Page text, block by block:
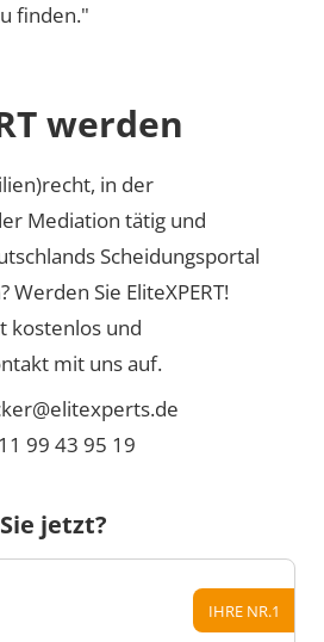
finden."
werden
in der
Mediation tätig und
Scheidungsportal
Werden Sie EliteXPERT!
kostenlos und
mit uns auf.
99 43 95 19
jetzt?
IHRE NR.1